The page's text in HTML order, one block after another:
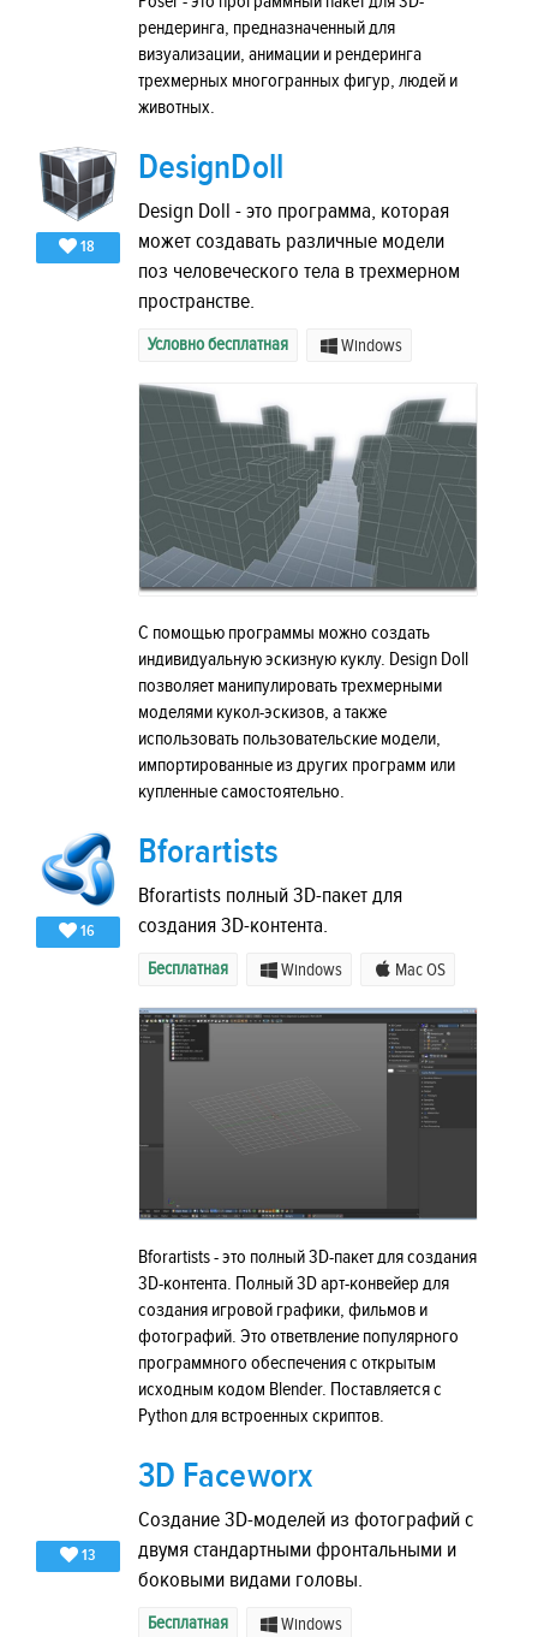
рендеринга, предназначенный для
визуализации, анимации и рендеринга
трехмерных многогранных фигур, людей и
животных.
18
DesignDoll
Design Doll - это программа, которая
может создавать различные модели
поз человеческого тела в трехмерном
пространстве.
Условно бесплатная Windows
С помощью программы можно создать
индивидуальную эскизную куклу. Design Doll
позволяет манипулировать трехмерными
моделями кукол-эскизов, а также
использовать пользовательские модели,
импортированные из других программ или
купленные самостоятельно.
16
Bforartists
Bforartists полный 3D-пакет для
создания 3D-контента.
Бесплатная Windows Mac OS
Bforartists - это полный 3D-пакет для создания
3D-контента. Полный 3D арт-конвейер для
создания игровой графики, фильмов и
фотографий. Это ответвление популярного
программного обеспечения с открытым
исходным кодом Blender. Поставляется с
Python для встроенных скриптов.
13
3D Faceworx
Создание 3D-моделей из фотографий с
двумя стандартными фронтальными и
боковыми видами головы.
Бесплатная Windows